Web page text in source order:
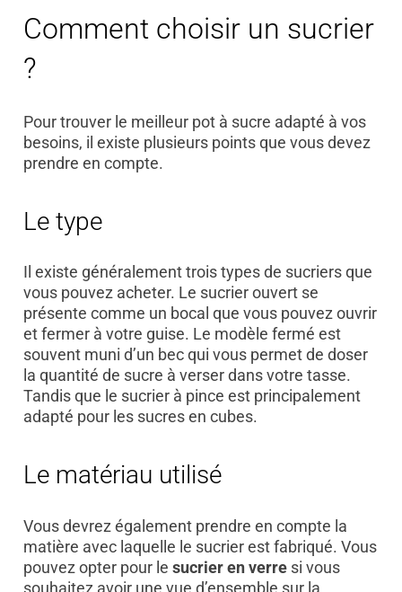
Comment choisir un sucrier
?
Pour trouver le meilleur pot à sucre adapté à vos
besoins, il existe plusieurs points que vous devez
prendre en compte.
Le type
Il existe généralement trois types de sucriers que
vous pouvez acheter. Le sucrier ouvert se
présente comme un bocal que vous pouvez ouvrir
et fermer à votre guise. Le modèle fermé est
souvent muni d’un bec qui vous permet de doser
la quantité de sucre à verser dans votre tasse.
Tandis que le sucrier à pince est principalement
adapté pour les sucres en cubes.
Le matériau utilisé
Vous devrez également prendre en compte la
matière avec laquelle le sucrier est fabriqué. Vous
pouvez opter pour le sucrier en verresi vous
souhaitez avoir une vue d’ensemble sur la